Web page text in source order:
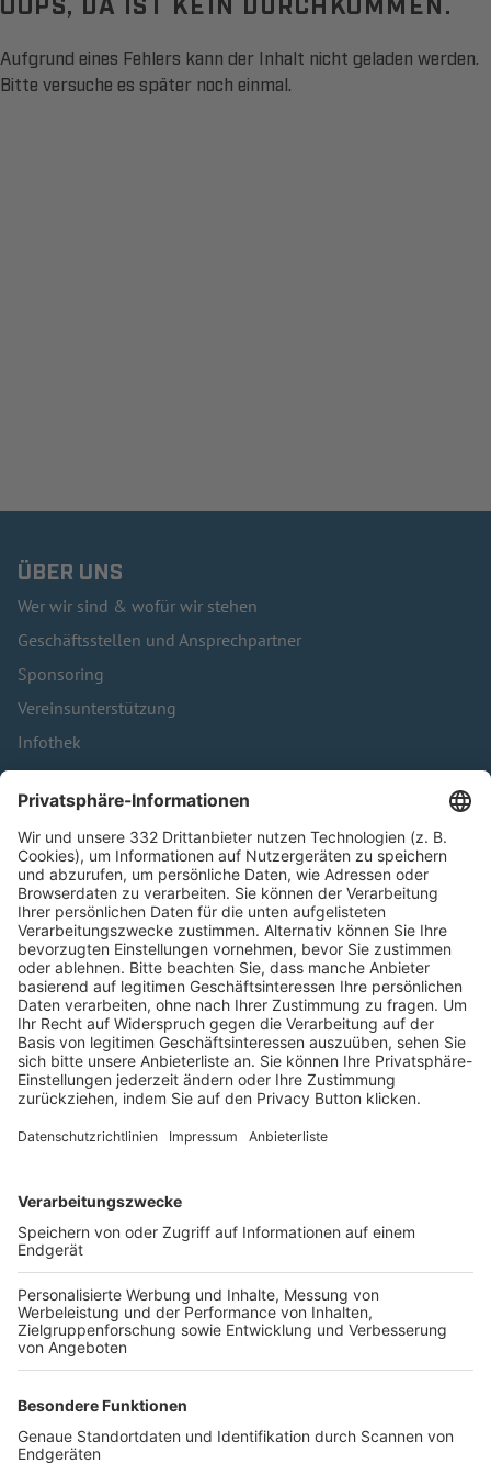
Aufgrund eines Fehlers kann der Inhalt nicht geladen werden.
Bitte versuche es später noch einmal.
ÜBER UNS
Wer wir sind & wofür wir stehen
Geschäftsstellen und Ansprechpartner
Sponsoring
Vereinsunterstützung
Infothek
Kontakt
HÄUFIG BESUCHTE SEITEN
Pässe und Vereinswechsel
Trainerausbildung
Schulungsangebot Vereinsmitarbeiter
BFV-Geschäftsstellen
Trainerbörse
Login SpielPlus
FOLGE DEM BFV
TOP-VEREINE
TOP-PARTNER